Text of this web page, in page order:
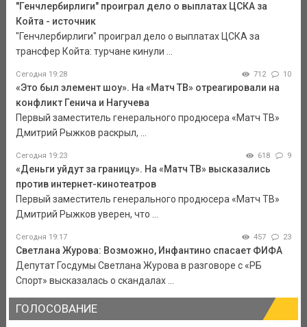
"Генчлербирлиги" проиграл дело о выплатах ЦСКА за
Койта - источник
"Генчлербирлиги" проиграл дело о выплатах ЦСКА за
трансфер Койта: турчане кинули ...
Сегодня 19:28 712 10
«Это был элемент шоу». На «Матч ТВ» отреагировали на
конфликт Генича и Нагучева
Первый заместитель генерального продюсера «Матч ТВ»
Дмитрий Рыжков раскрыл, ...
Сегодня 19:23 618 9
«Деньги уйдут за границу». На «Матч ТВ» высказались
против интернет-кинотеатров
Первый заместитель генерального продюсера «Матч ТВ»
Дмитрий Рыжков уверен, что ...
Сегодня 19:17 457 23
Светлана Журова: Возможно, Инфантино спасает ФИФА
Депутат Госдумы Светлана Журова в разговоре с «РБ
Спорт» высказалась о скандалах ...
ГОЛОСОВАНИЕ